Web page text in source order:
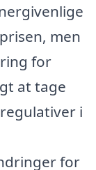
men
for
at tage
i
for